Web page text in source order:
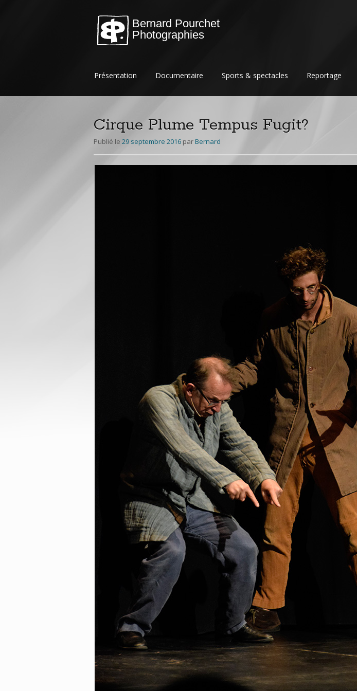
Bernard Pourchet
Photographies
Aller
contenu
Présentation Documentaire Sports & spectacles Reportage
Cirque Plume Tempus Fugit?
Publié le 29 septembre 2016 parBernard